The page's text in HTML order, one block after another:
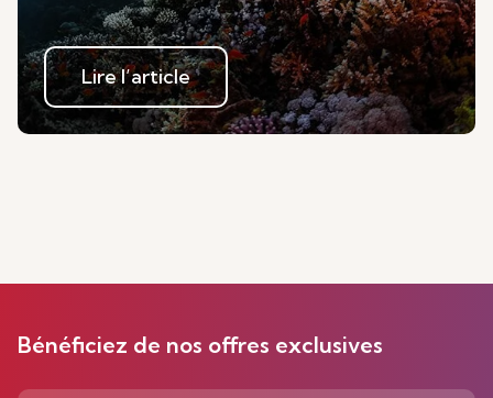
Lire l’article
Bénéficiez de nos offres exclusives